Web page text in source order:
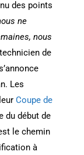
des points
ne
nous
de
Les
Coupe de
du début de
le chemin
à